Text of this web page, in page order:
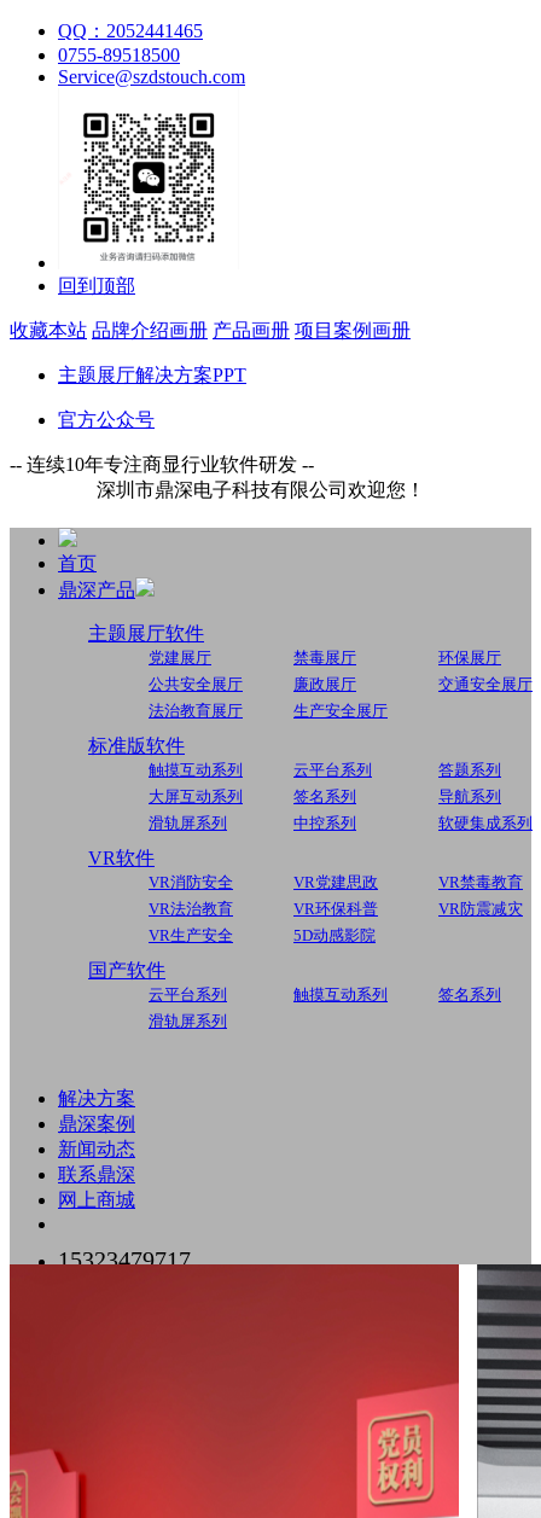
QQ：2052441465
0755-89518500
Service@szdstouch.com
回到顶部
收藏本站 品牌介绍画册 产品画册 项目案例画册
主题展厅解决方案PPT
官方公众号
-- 连续10年专注商显行业软件研发 --
深电子科技有限公司欢迎您！
首页
鼎深产品
主题展厅软件
党建展厅 禁毒展厅
环保展厅
公共安全展厅
廉政展厅
交通安全展厅
法治教育展厅
生产安全展厅
标准版软件
触摸互动系列 云平台系列
答题系列
大屏互动系列
签名系列
导航系列
滑轨屏系列
中控系列 软硬集成系列
VR软件
VR消防安全 VR党建思政
VR禁毒教育
VR法治教育
VR环保科普
VR防震减灾
VR生产安全
5D动感影院
国产软件
云平台系列 触摸互动系列
签名系列
滑轨屏系列
解决方案
鼎深案例
新闻动态
联系鼎深
网上商城
15323479717